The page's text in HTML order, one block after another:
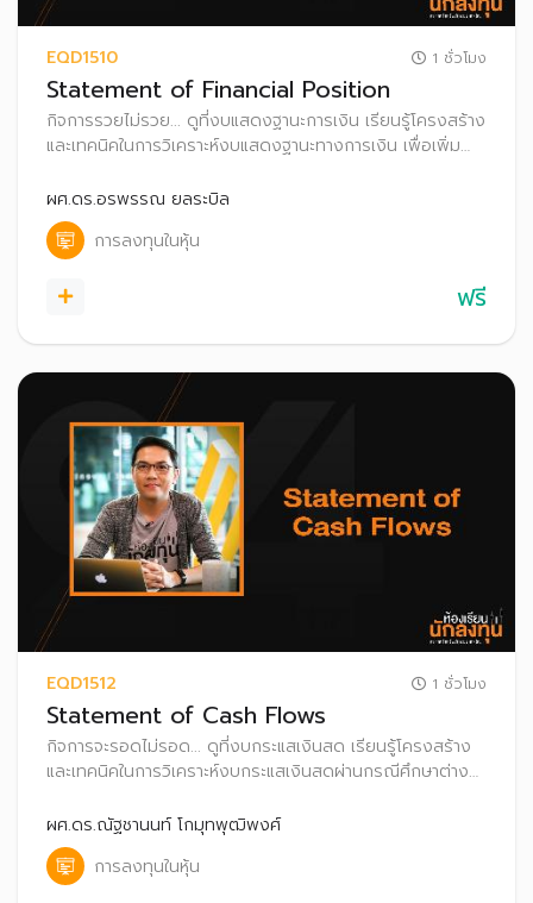
EQD1510 1 ชั่วโมง
Statement of Financial Position
กิจการรวยไม่รวย... ดูที่งบแสดงฐานะการเงิน เรียนรู้โครงสร้าง
และเทคนิคในการวิเคราะห์งบแสดงฐานะทางการเงิน เพื่อเพิ่ม
ผศ.ดร.อรพรรณ ยลระบิล
การลงทุนในหุ้น
ฟรี
EQD1512 1 ชั่วโมง
Statement of Cash Flows
กิจการจะรอดไม่รอด... ดูที่งบกระแสเงินสด เรียนรู้โครงสร้าง
และเทคนิคในการวิเคราะห์งบกระแสเงินสดผ่านกรณีศึกษาต่างๆ
ผศ.ดร.ณัฐชานนท์ โกมุทพุฒิพงศ์
การลงทุนในหุ้น